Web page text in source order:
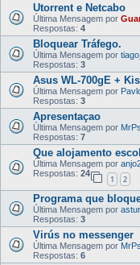
Utorrent e Netcabo
Última Mensagem por
Respostas: 4
Bloquear Tráfego.
Última Mensagem por
Respostas: 3
Asus WL-700gE +
Última Mensagem por
Respostas: 3
Apresentaçao
Última Mensagem por
Respostas: 7
Que alojamento
Última Mensagem por
Respostas: 24
1 2
Programa que
Última Mensagem por
Respostas: 3
Virús no messenger
Última Mensagem por
Respostas: 6